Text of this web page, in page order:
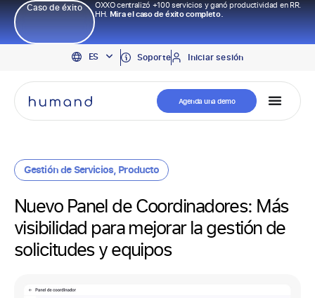
Caso de éxito
OXXO centralizó +100 servicios y ganó productividad en RR.
HH.Mira el caso de éxito completo.
ES
EN
PT
Soporte Iniciar sesión
Agenda una demo
Gestión de Servicios, Producto
Nuevo Panel de Coordinadores: Más
visibilidad para mejorar la gestión de
solicitudes y equipos